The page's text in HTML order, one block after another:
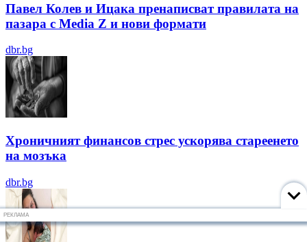
Павел Колев и Ицака пренаписват правилата на
пазара с Media Z и нови формати
dbr.bg
Хроничният финансов стрес ускорява стареенето
на мозъка
dbr.bg
РЕКЛАМА